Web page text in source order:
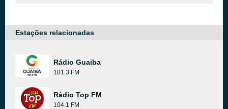
Estações relacionadas
Rádio Guaiba
101.3 FM
Rádio Top FM
104.1 FM